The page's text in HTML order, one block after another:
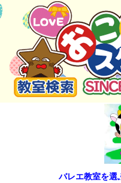
バレエ教室を選